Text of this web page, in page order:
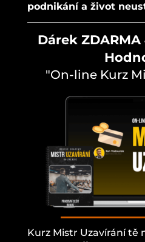
podnikání a život
Dárek
"On-line Kurz
Kurz Mistr Uzavírání tě